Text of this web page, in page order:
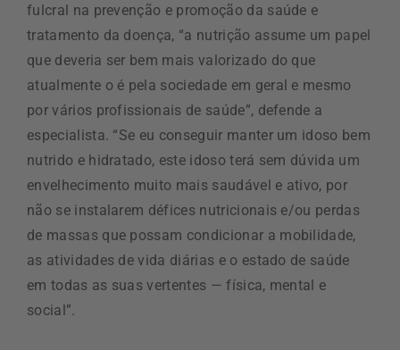
fulcral na prevenção e promoção da saúde e
tratamento da doença, “a nutrição assume um papel
que deveria ser bem mais valorizado do que
atualmente o é pela sociedade em geral e mesmo
por vários profissionais de saúde”, defende a
especialista. “Se eu conseguir manter um idoso bem
nutrido e hidratado, este idoso terá sem dúvida um
envelhecimento muito mais saudável e ativo, por
não se instalarem défices nutricionais e/ou perdas
de massas que possam condicionar a mobilidade,
as atividades de vida diárias e o estado de saúde
em todas as suas vertentes — física, mental e
social”.